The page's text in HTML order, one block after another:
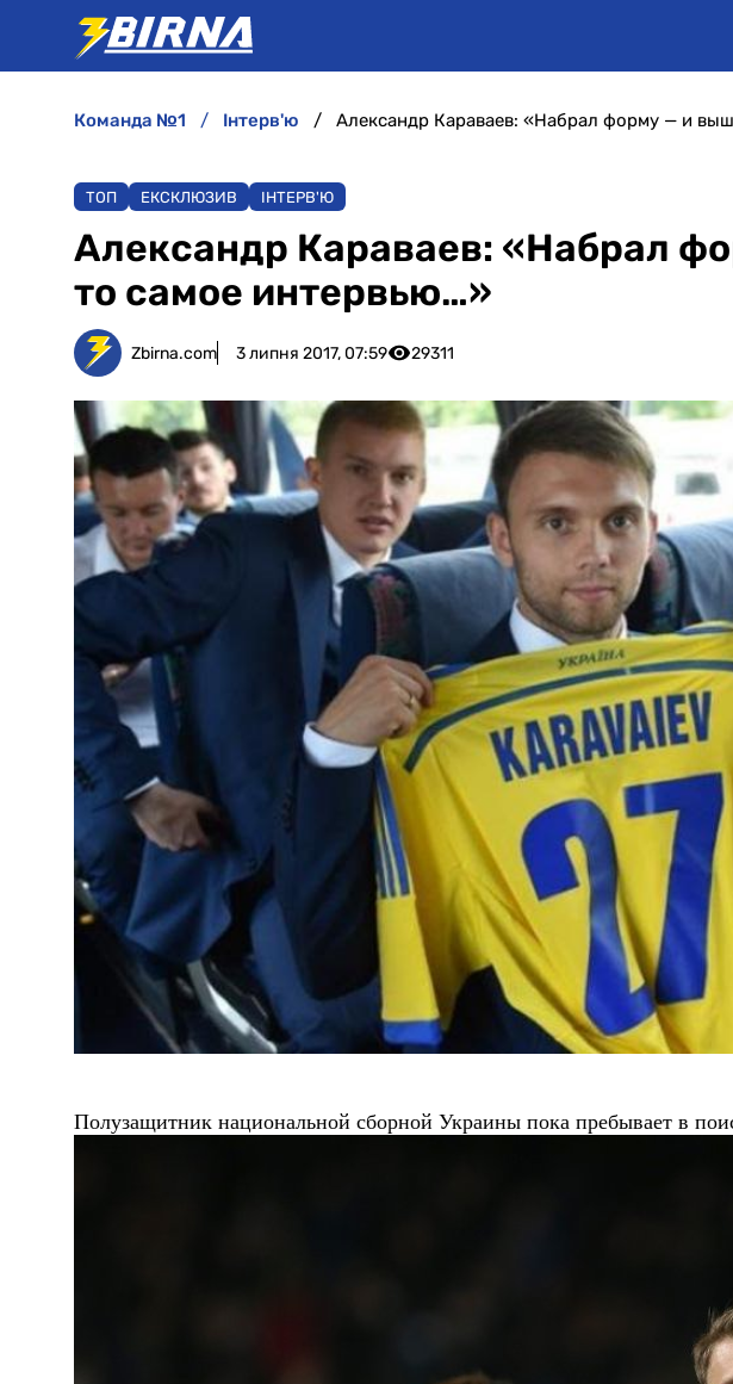
команда №1 інтерв'ю Александр Караваев: «Набрал форму — и
ТОП ЕКСКЛЮЗИВ ІНТЕРВ'Ю
Александр Караваев: «Набрал
то самое интервью…»
Zbirna.com 3 липня 2017, 07:59 29311
Полузащитник национальной сборной Украины пока пребывает в